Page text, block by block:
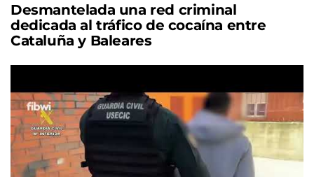
Desmantelada una red criminal
dedicada al tráfico de cocaína entre
Cataluña y Baleares